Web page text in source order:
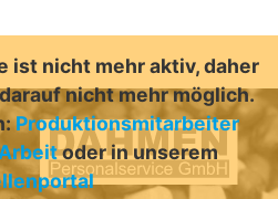
ist nicht mehr aktiv, daher
nicht mehr möglich.
Produktionsmitarbeiter
oder in unserem